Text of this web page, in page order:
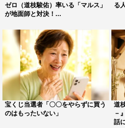
『マルス－ゼロの革命－』勝村政信©テ
第2話では「マルス」が本格始動
トとして選んだのは“スポーツ界
スポーツメーカーの重役の火野
界のプリンス”として世間から注
才で、その経済効果は100億円と
ンター・不破壮志（日向亘）を
ゼロ（道枝駿佑）率いる「マルス」
が地面師と対決！...
る
宝くじ当選者「〇〇をやらずに買う
のはもったいない」
道
－
話